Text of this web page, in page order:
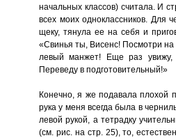
начальных классов) считала. И
всех моих одноклассников. Для
щеку, тянула ее на себя и
«Свинья ты, Висенс! Посмотри на
левый манжет! Еще раз
Переведу в подготовительный!»
Конечно, я же подавала плохой
рука у меня всегда была в
левой рукой, а тетрадку
(см. рис. на стр. 25), то,